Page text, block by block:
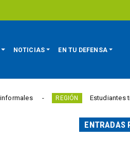
NOTICIAS EN TU DEFENSA
REGIÓN Estudiantes tienen
ENTRADAS